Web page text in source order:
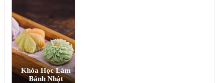
Khóa Học Làm
Bánh Nhật